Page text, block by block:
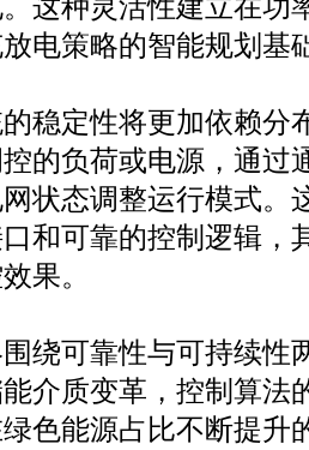
这种灵活性建立在功
电策略的智能规划基
定性将更加依赖分
的负荷或电源，通过
状态调整运行模式。
和可靠的控制逻辑，
果。
可靠性与可持续性
介质变革，控制算法
色能源占比不断提升